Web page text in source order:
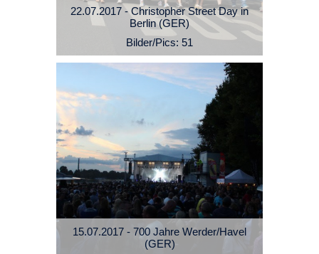
22.07.2017 - Christopher Street Day in
Berlin (GER)
Bilder/Pics: 51
15.07.2017 - 700 Jahre Werder/Havel
(GER)